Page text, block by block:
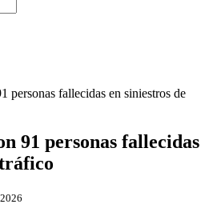
personas fallecidas en siniestros de
91 personas fallecidas